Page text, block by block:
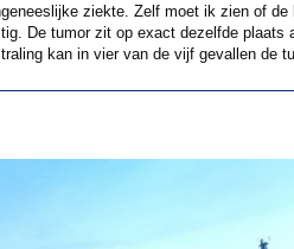
ziekte. Zelf moet ik zien of de
De tumor zit op exact dezelfde plaats
kan in vier van de vijf gevallen de